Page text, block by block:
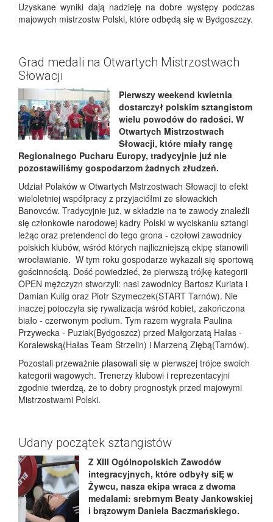
Uzyskane wyniki dają nadzieję na dobre występy podczas
majowych mistrzostw Polski, które odbędą się w Bydgoszczy.
Grad medali na Otwartych Mistrzostwach
Słowacji
Pierwszy weekend kwietnia
dostarczył polskim sztangistom
wielu powodów do radości. W
Otwartych Mistrzostwach
Słowacji, które miały rangę
Regionalnego Pucharu Europy, tradycyjnie juź nie
pozostawiliśmy gospodarzom żadnych złudzeń.
Udział Polaków w Otwartych Mstrzostwach Słowacji to efekt
wieloletniej współpracy z przyjaciółmi ze słowackich
Banovców. Tradycyjnie już, w składzie na te zawody znaleźli
się członkowie narodowej kadry Polski w wyciskaniu sztangi
leżąc oraz pretendenci do tego grona - czołowi zawodnicy
polskich klubów, wśród których najliczniejszą ekipę stanowili
wrocławianie. W tym roku gospodarze wykazali się sportową
gościnnością. Dość powiedzieć, że pierwszą trójkę kategorii
OPEN mężczyzn stworzyli: nasi zawodnicy Bartosz Kuriata i
Damian Kulig oraz Piotr Szymeczek(START Tarnów). Nie
inaczej potoczyła się rywalizacja wśród kobiet, zakończona
biało - czerwonym podium. Tym razem wygrała Paulina
Przywecka - Puziak(Bydgoszcz) przed Małgorzatą Hałas -
Koralewską(Hałas Team Strzelin) i Marzeną Ziębą(Tarnów).
Pozostali przeważnie plasowali się w pierwszej trójce swoich
kategorii wagowych. Trenerzy klubowi i reprezentacyjni
zgodnie twierdzą, że to dobry prognostyk przed majowymi
Mistrzostwami Polski.
Udany początek sztangistów
Z XIII Ogólnopolskich Zawodów
integracyjnych, które odbyły siĘ w
Żywcu, nasza ekipa wraca z dwoma
medalami: srebrnym Beaty Jankowskiej
i brązowym Daniela Baczmańskiego.